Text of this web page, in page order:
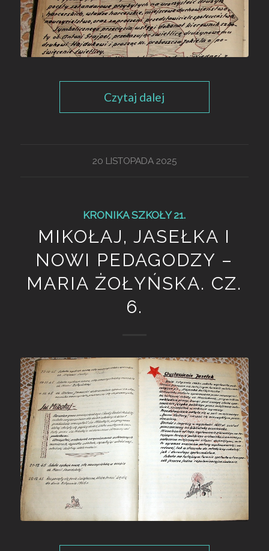
Czytaj dalej
20 LISTOPADA 2025
KRONIKA SZKOŁY 21.
MIKOŁAJ, JASEŁKA I
NOWI PEDAGODZY –
MARIA ŻOŁYŃSKA. CZ.
6.